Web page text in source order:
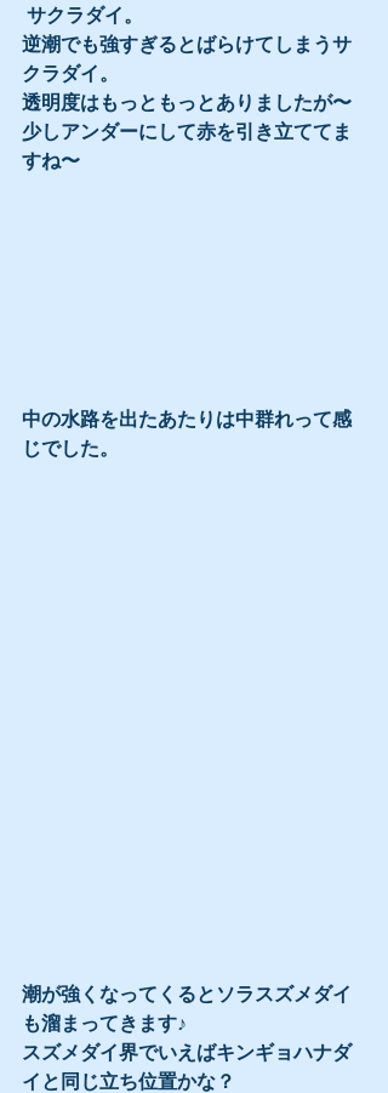
サクラダイ。
逆潮でも強すぎるとばらけてしまうサ
クラダイ。
透明度はもっともっとありましたが〜
少しアンダーにして赤を引き立ててま
すね〜
中の水路を出たあたりは中群れって感
じでした。
潮が強くなってくるとソラスズメダイ
も溜まってきます♪
スズメダイ界でいえばキンギョハナダ
イと同じ立ち位置かな？